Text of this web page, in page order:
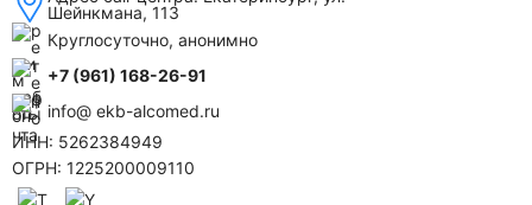
Шейнкмана, 113
Круглосуточно, анонимно
+7 (961) 168-26-91
info@ ekb-alcomed.ru
ИНН: 5262384949
ОГРН: 1225200009110